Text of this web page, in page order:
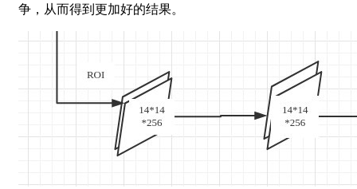
争，从而得到更加好的结果。